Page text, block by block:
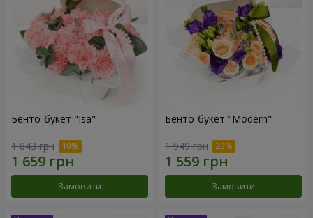
Бенто-букет "Isa"
1 843 грн
Замовити
Бенто-букет "Modern"
1 949 грн
Замовити